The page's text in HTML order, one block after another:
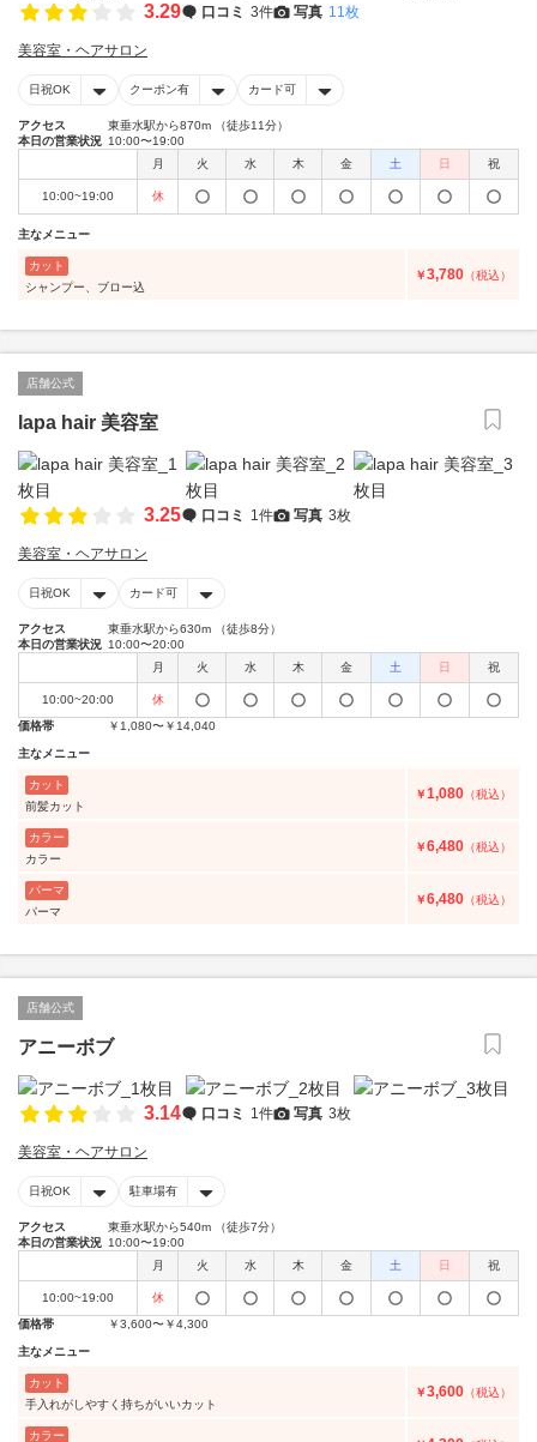
3.29 口コミ 3件 写真 11枚
美容室・ヘアサロン
日祝OK クーポン有 カード可
アクセス
東垂水駅から870m （徒歩11分）
本日の営業状況 10:00〜19:00
月
火 水 木 金 土 日 祝
10:00~19:00 休
主なメニュー
カット
シャンプー、ブロー込
￥3,780 （税込）
店舗公式
lapa hair 美容室
3.25 口コミ 1件 写真 3枚
美容室・ヘアサロン
日祝OK カード可
アクセス
東垂水駅から630m （徒歩8分）
本日の営業状況 10:00〜20:00
月
火 水 木 金 土 日 祝
10:00~20:00
休
価格帯
￥1,080〜￥14,040
主なメニュー
カット
前髪カット
￥1,080 （税込）
カラー
カラー
￥6,480 （税込）
パーマ
パーマ
￥6,480 （税込）
店舗公式
アニーボブ
3.14 口コミ 1件 写真 3枚
美容室・ヘアサロン
日祝OK 駐車場有
アクセス
東垂水駅から540m （徒歩7分）
本日の営業状況 10:00〜19:00
月
火 水 木 金 土 日 祝
10:00~19:00
休
価格帯
￥3,600〜￥4,300
主なメニュー
カット
手入れがしやすく持ちがいいカット
￥3,600 （税込）
カラー